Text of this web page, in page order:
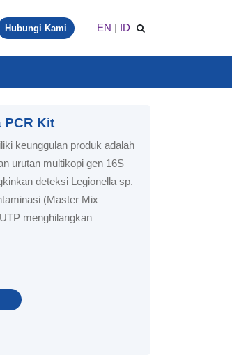
Hubungi Kami EN | ID
Kit
keunggulan produk adalah
urutan multikopi gen 16S
deteksi Legionella sp.
(Master Mix
menghilangkan